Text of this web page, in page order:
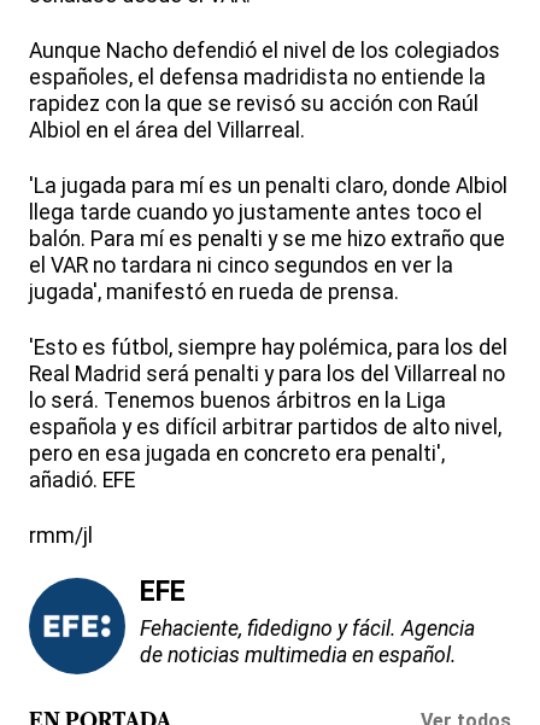
Aunque Nacho defendió el nivel de los colegiados
españoles, el defensa madridista no entiende la
rapidez con la que se revisó su acción con Raúl
Albiol en el área del Villarreal.
'La jugada para mí es un penalti claro, donde Albiol
llega tarde cuando yo justamente antes toco el
balón. Para mí es penalti y se me hizo extraño que
el VAR no tardara ni cinco segundos en ver la
jugada', manifestó en rueda de prensa.
'Esto es fútbol, siempre hay polémica, para los del
Real Madrid será penalti y para los del Villarreal no
lo será. Tenemos buenos árbitros en la Liga
española y es difícil arbitrar partidos de alto nivel,
pero en esa jugada en concreto era penalti',
añadió. EFE
rmm/jl
EFE
Fehaciente, fidedigno y fácil. Agencia
de noticias multimedia en español.